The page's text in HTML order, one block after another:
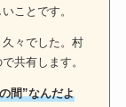
ことです。
々でした。村
共有します。
間”なんだよ